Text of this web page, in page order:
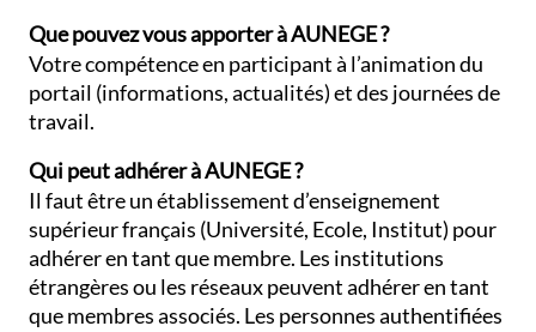
Que pouvez vous apporter à AUNEGE ?
Votre compétence en participant à l’animation du
portail (informations, actualités) et des journées de
travail.
Qui peut adhérer à AUNEGE ?
Il faut être un établissement d’enseignement
supérieur français (Université, Ecole, Institut) pour
adhérer en tant que membre. Les institutions
étrangères ou les réseaux peuvent adhérer en tant
que membres associés. Les personnes authentifiées